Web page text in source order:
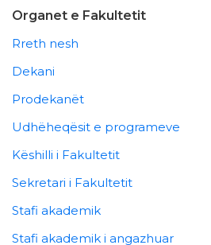
Organet e Fakultetit
Rreth nesh
Dekani
Prodekanët
Udhëheqësit e programeve
Këshilli i Fakultetit
Sekretari i Fakultetit
Stafi akademik
Stafi akademik i angazhuar